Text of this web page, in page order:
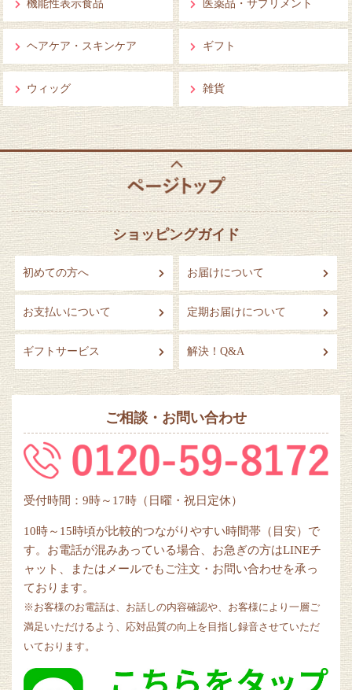
機能性表示食品 医薬品・サプリメント
ヘアケア・スキンケア ギフト
ウィッグ 雑貨
ショッピングガイド
初めての方へ お届けについて
お支払いについて 定期お届けについて
ギフトサービス 解決！Q&A
ご相談・お問い合わせ
受付時間：9時～17時（日曜・祝日定休）
10時～15時頃が比較的つながりやすい時間帯（目安）で
す。お電話が混みあっている場合、お急ぎの方はLINEチ
ャット、またはメールでもご注文・お問い合わせを承っ
ております。
※お客様のお電話は、お話しの内容確認や、お客様により一層ご
満足いただけるよう、応対品質の向上を目指し録音させていただ
いております。